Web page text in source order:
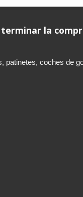
terminar la
coches de